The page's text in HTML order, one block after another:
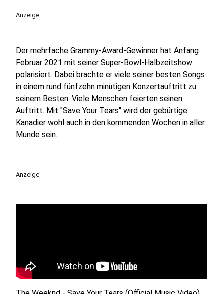
Anzeige
Der mehrfache Grammy-Award-Gewinner hat Anfang
Februar 2021 mit seiner Super-Bowl-Halbzeitshow
polarisiert. Dabei brachte er viele seiner besten Songs
in einem rund fünfzehn minütigen Konzertauftritt zu
seinem Besten. Viele Menschen feierten seinen
Auftritt. Mit "Save Your Tears" wird der gebürtige
Kanadier wohl auch in den kommenden Wochen in aller
Munde sein.
Anzeige